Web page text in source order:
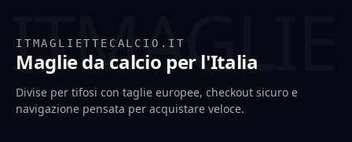
ITMAGLIETTECALCIO.IT
Maglie da calcio per l'Italia
Divise per tifosi con taglie europee, checkout sicuro e
navigazione pensata per acquistare veloce.